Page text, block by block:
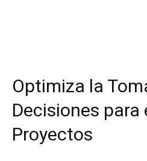
Optimiza la
Decisiones para
Proyectos